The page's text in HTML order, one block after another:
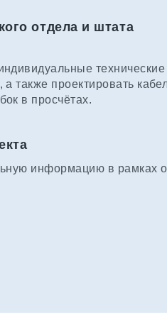
отдела и штата
также проектировать
в просчётах.
информацию в рамках